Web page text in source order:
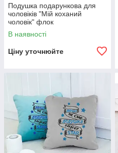
Подушка подарункова для
чоловіків "Мій коханий
чоловік" флок
В наявності
Ціну уточнюйте